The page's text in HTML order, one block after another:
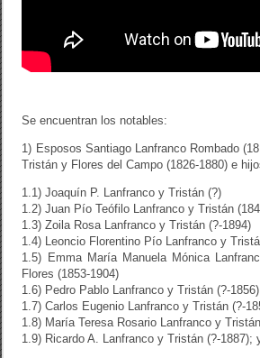
Se encuentran los notables:
1) Esposos Santiago Lanfranco Rombado
Tristán y Flores del Campo (1826-1880) e
1.1) Joaquín P. Lanfranco y Tristán (?)
1.2) Juan Pío Teófilo Lanfranco y Tristán
1.3) Zoila Rosa Lanfranco y Tristán (?-1894)
1.4) Leoncio Florentino Pío Lanfranco y
1.5) Emma María Manuela Mónica
Flores (1853-1904)
1.6) Pedro Pablo Lanfranco y Tristán (?-1856)
1.7) Carlos Eugenio Lanfranco y Tristán (?-
1.8) María Teresa Rosario Lanfranco y
1.9) Ricardo A. Lanfranco y Tristán (?-1887);